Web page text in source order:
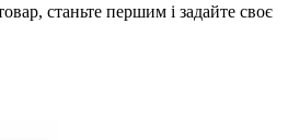
станьте першим і задайте своє